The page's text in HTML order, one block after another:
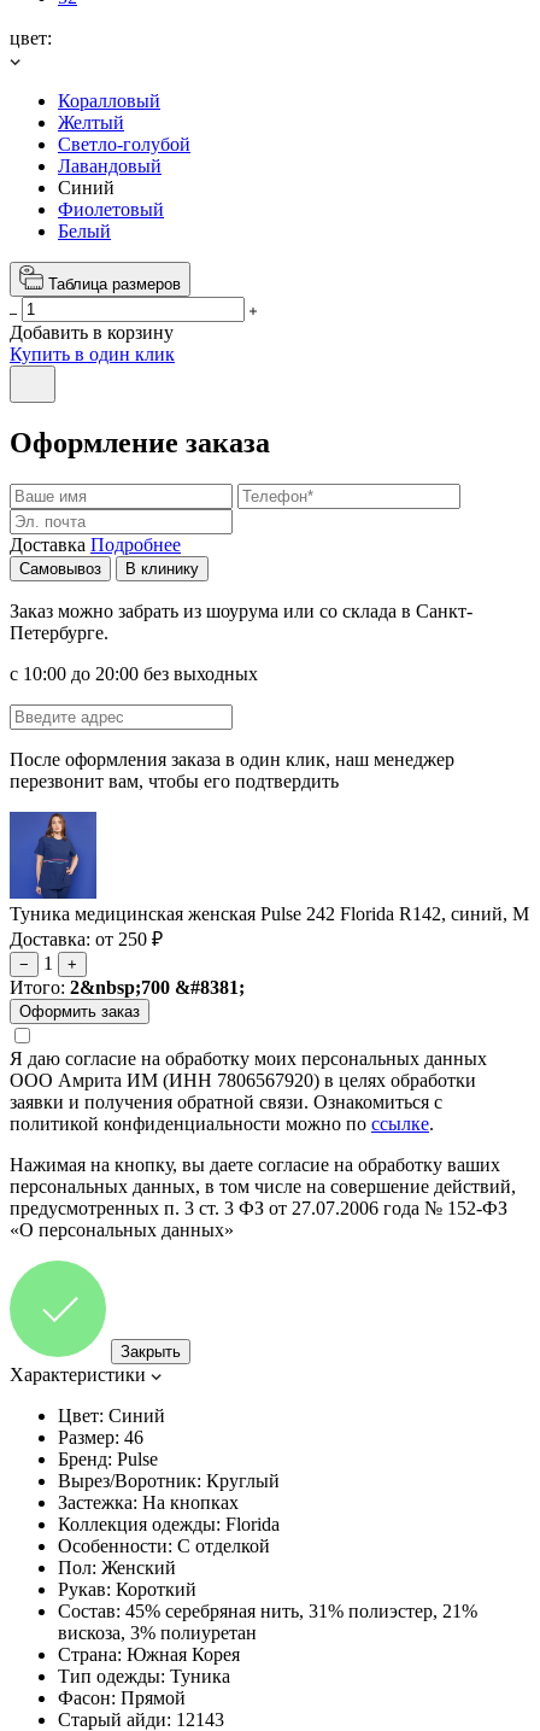
цвет:
Коралловый
Желтый
Светло-голубой
Лавандовый
Синий
Фиолетовый
Белый
Таблица размеров
Добавить в корзину
Купить в один клик
Оформление заказа
Доставка Подробнее
Самовывоз В клинику
Заказ можно забрать из шоурума или со склада в Санкт-
Петербурге.
с 10:00 до 20:00 без выходных
После оформления заказа в один клик, наш менеджер
перезвонит вам, чтобы его подтвердить
Туника медицинская женская Pulse 242 Florida R142, синий, M
Доставка: от 250 ₽
− 1 +
Итого: 2&nbsp;700 &#8381;
Я даю согласие на обработку моих персональных данных
ООО Амрита ИМ (ИНН 7806567920) в целях обработки
заявки и получения обратной связи. Ознакомиться с
политикой конфиденциальности можно по ссылке.
Нажимая на кнопку, вы даете согласие на обработку ваших
персональных данных, в том числе на совершение действий,
предусмотренных п. 3 ст. 3 ФЗ от 27.07.2006 года № 152-ФЗ
«О персональных данных»
Закрыть
Характеристики
Цвет: Синий
Размер: 46
Бренд: Pulse
Вырез/Воротник: Круглый
Застежка: На кнопках
Коллекция одежды: Florida
Особенности: С отделкой
Пол: Женский
Рукав: Короткий
Состав: 45% серебряная нить, 31% полиэстер, 21%
вискоза, 3% полиуретан
Страна: Южная Корея
Тип одежды: Туника
Фасон: Прямой
Старый айди: 12143